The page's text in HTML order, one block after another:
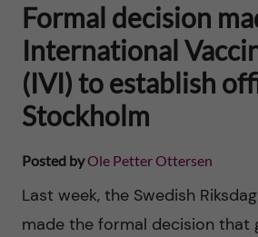
Formal decision
International
(IVI) to establish
Stockholm
Posted byOle Petter Ottersen
Last week, the Swedish
made the formal decision that